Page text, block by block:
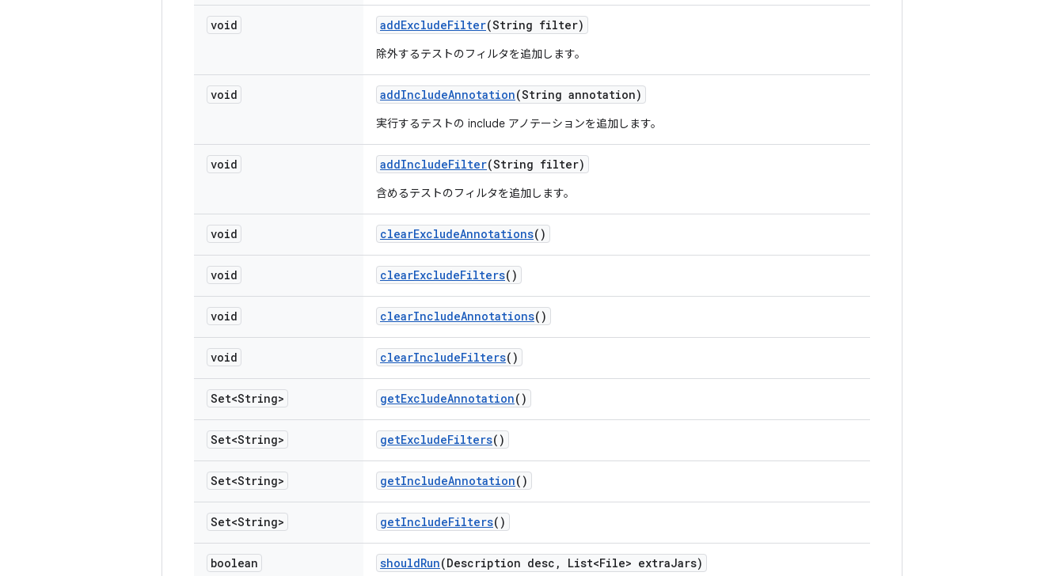
void addExcludeFilter(String filter)
除外するテストのフィルタを追加します。
void addIncludeAnnotation(String annotation)
実行するテストの include アノテーションを追加します。
void addIncludeFilter(String filter)
含めるテストのフィルタを追加します。
void clearExcludeAnnotations()
void clearExcludeFilters()
void clearIncludeAnnotations()
void clearIncludeFilters()
Set<String> getExcludeAnnotation()
Set<String> getExcludeFilters()
Set<String> getIncludeAnnotation()
Set<String> getIncludeFilters()
boolean shouldRun(Description desc , List<File> extraJars)